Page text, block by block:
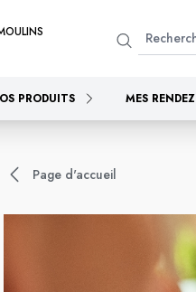
PRODUITS MES
Page d'accueil